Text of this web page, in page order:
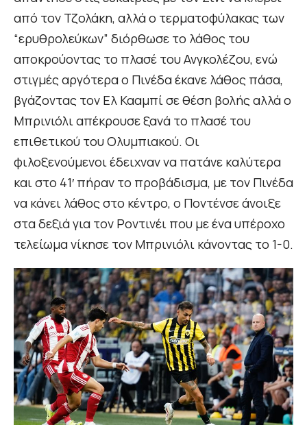
από τον Τζολάκη, αλλά ο τερματοφύλακας των
“ερυθρολεύκων” διόρθωσε το λάθος του
αποκρούοντας το πλασέ του Ανγκολέζου, ενώ
στιγμές αργότερα ο Πινέδα έκανε λάθος πάσα,
βγάζοντας τον Ελ Κααμπί σε θέση βολής αλλά ο
Μπρινιόλι απέκρουσε ξανά το πλασέ του
επιθετικού του Ολυμπιακού. Οι
φιλοξενούμενοι έδειχναν να πατάνε καλύτερα
και στο 41′ πήραν το προβάδισμα, με τον Πινέδα
να κάνει λάθος στο κέντρο, ο Ποντένσε άνοιξε
στα δεξιά για τον Ροντινέι που με ένα υπέροχο
τελείωμα νίκησε τον Μπρινιόλι κάνοντας το 1-0.